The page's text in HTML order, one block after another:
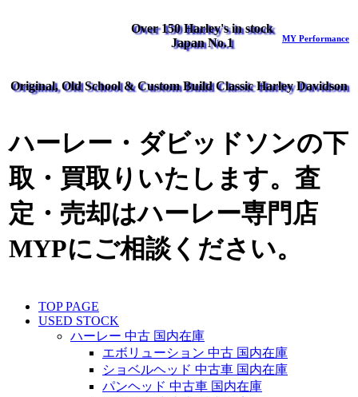
Over 150 Harley's in stock
Japan No.1
MY Performance
Original, Old School & Custom Build Classic Harley Davidson
ハーレー・ダビッドソンの下
取・買取りいたします。査
定・売却はハーレー専門店
MYPにご相談ください。
TOP PAGE
USED STOCK
ハーレー 中古 国内在庫
エボリューション 中古 国内在庫
ショベルヘッド 中古車 国内在庫
パンヘッド 中古車 国内在庫